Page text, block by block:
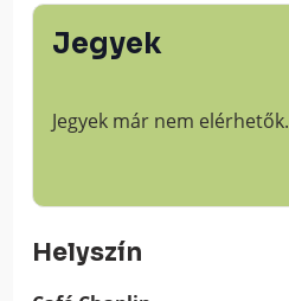
Jegyek
Jegyek már nem elérhetők.
Helyszín